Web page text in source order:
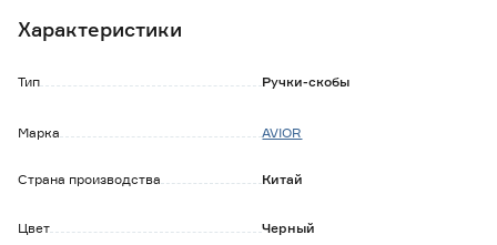
прочность, долгий срок эксплуатации;
изготовленной из натуральных и искусственных
- легко устанавливается и демонтируется.
Обратите внимание:
Протирать влажной тканью, смоченной в любом
Характеристики
Тип Ручки-скобы
Марка AVIOR
Страна производства Китай
Цвет Черный